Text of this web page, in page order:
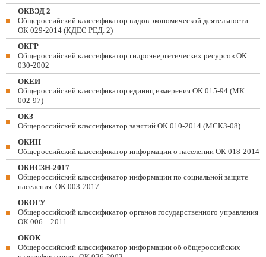
ОКВЭД 2
Общероссийский классификатор видов экономической деятельности
ОК 029-2014 (КДЕС РЕД. 2)
ОКГР
Общероссийский классификатор гидроэнергетических ресурсов ОК
030-2002
ОКЕИ
Общероссийский классификатор единиц измерения ОК 015-94 (МК
002-97)
ОКЗ
Общероссийский классификатор занятий ОК 010-2014 (МСКЗ-08)
ОКИН
Общероссийский классификатор информации о населении ОК 018-2014
ОКИСЗН-2017
Общероссийский классификатор информации по социальной защите
населения. ОК 003-2017
ОКОГУ
Общероссийский классификатор органов государственного управления
ОК 006 – 2011
ОКОК
Общероссийский классификатор информации об общероссийских